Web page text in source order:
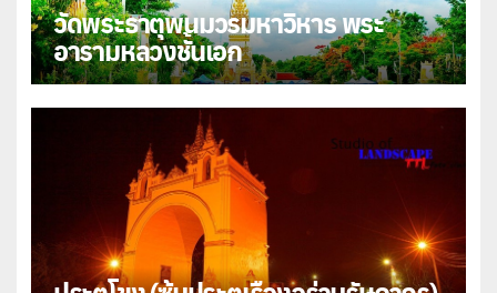
วัดพระธาตุพนมวรมหาวิหาร พระ
อารามหลวงชั้นเอก